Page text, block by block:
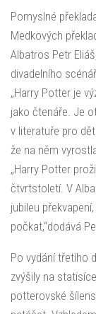
Pomyslné
Medkových
Albatros Petr
divadelního
„Harry Potter je
jako čtenáře. Je
v literatuře pro
že na něm
„Harry Potter
čtvrtstoletí. V
jubileu
počkat,“dodává
Po vydání třetího
zvýšily na
potterovské